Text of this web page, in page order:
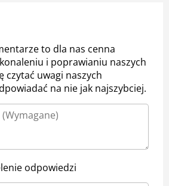
to dla nas cenna
i poprawianiu naszych
czytać uwagi naszych
na nie jak najszybciej.
odpowiedzi